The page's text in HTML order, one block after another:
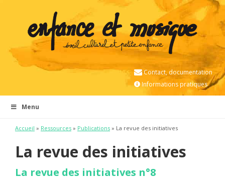
Contact, documentation
Informations pratiques
Menu
Accueil » Ressources » Publications » La revue des initiatives
La revue des initiatives
La revue des initiatives n°8